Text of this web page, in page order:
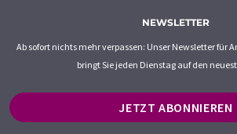
NEWSLETTER
Ab sofort nichts mehr verpassen: Unser Newsletter für
bringt Sie jeden Dienstag auf den
JETZT ABONNIEREN